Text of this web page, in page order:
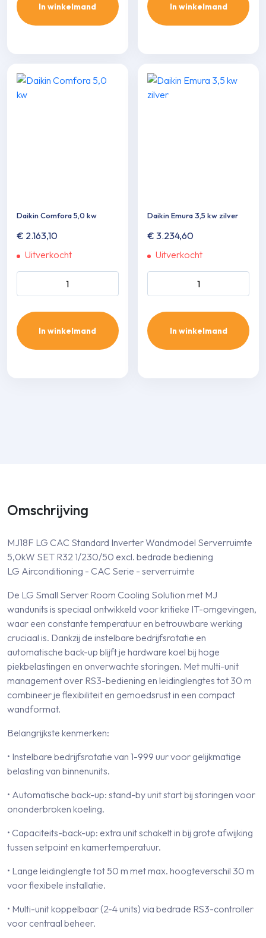
In winkelmand In winkelmand
Daikin Comfora 5,0 kw
€ 2.163,10
Uitverkocht
Daikin Comfora 5,0 kw aantal
In winkelmand
Daikin Emura 3,5 kw zilver
€ 3.234,60
Uitverkocht
Daikin Emura 3,5 kw zilver
aantal
In winkelmand
Omschrijving
MJ18F LG CAC Standard Inverter Wandmodel Serverruimte
5,0kW SET R32 1/230/50 excl. bedrade bediening
LG Airconditioning - CAC Serie - serverruimte
De LG Small Server Room Cooling Solution met MJ
wandunits is speciaal ontwikkeld voor kritieke IT-omgevingen,
waar een constante temperatuur en betrouwbare werking
cruciaal is. Dankzij de instelbare bedrijfsrotatie en
automatische back-up blijft je hardware koel bij hoge
piekbelastingen en onverwachte storingen. Met multi-unit
management over RS3-bediening en leidinglengtes tot 30 m
combineer je flexibiliteit en gemoedsrust in een compact
wandformat.
Belangrijkste kenmerken:
• Instelbare bedrijfsrotatie van 1-999 uur voor gelijkmatige
belasting van binnenunits.
• Automatische back-up: stand-by unit start bij storingen voor
ononderbroken koeling.
• Capaciteits-back-up: extra unit schakelt in bij grote afwijking
tussen setpoint en kamertemperatuur.
• Lange leidinglengte tot 50 m met max. hoogteverschil 30 m
voor flexibele installatie.
• Multi-unit koppelbaar (2-4 units) via bedrade RS3-controller
voor centraal beheer.